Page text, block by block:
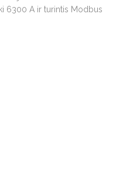
6300 A ir turintis Modbus